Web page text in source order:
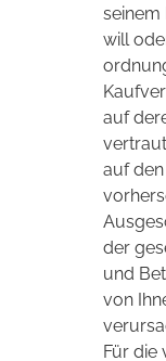
seinem
will
auf
auf
der
und
von
Für die